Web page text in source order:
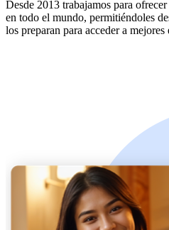
Desde 2013 trabajamos para
en todo el mundo, permitiéndoles
los preparan para acceder a mejores